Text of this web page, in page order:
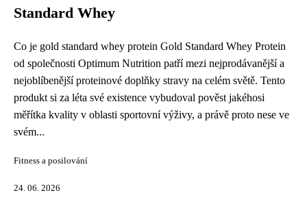
Standard Whey
Co je gold standard whey protein Gold Standard Whey Protein
od společnosti Optimum Nutrition patří mezi nejprodávanější a
nejoblíbenější proteinové doplňky stravy na celém světě. Tento
produkt si za léta své existence vybudoval pověst jakéhosi
měřítka kvality v oblasti sportovní výživy, a právě proto nese ve
svém...
Fitness a posilování
24. 06. 2026